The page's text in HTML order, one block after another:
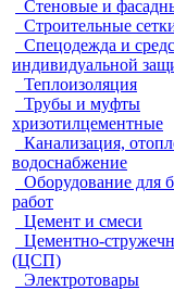
Стеновые и
Строительные
Спецодежда и
индивидуальной
Теплоизоляция
Трубы и муфты
хризотилцементные
Канализация,
водоснабжение
Оборудование для
работ
Цемент и смеси
Цементно-
(ЦСП)
Электротовары